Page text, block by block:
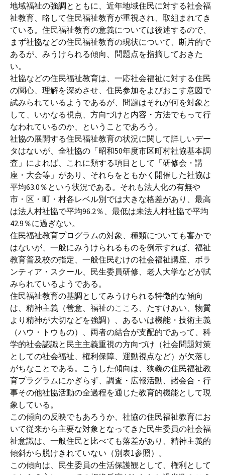
地域福祉の強調とともに、近年地域住民に対する社会福
祉教育、略して住民福祉教育が重視され、取組まれてき
ている。住民福祉教育の意義については後述するので、
まず社協などの住民福祉教育の現状について、断片的で
あるが、みうけられる傾向、問題点を指摘しておきた
い。
社協などの住民福祉教育は、一応社会福祉に対する住民
の関心、理解を深めさせ、住民参加をよびおこす意図で
試みられているようであるが、問題はそれが何を対象と
して、いかなる視点、方向づけと内容・方法でもって行
なわれているのか、ということであろう。
社協の展開する住民福祉教育の状況に関して詳しいデー
タはないが、全社協の「昭和50年度市区町村社協基本調
査」によれば、これに類する項目として「研修会・講
座・大会等」があり、それらをともかく開催した社協は
平均63.0％という状況である。それも法人化の有無や
市・区・町・村各レベル別では大きな格差があり、最高
は法人村社協で平均96.2％、最低は未法人村社協で平均
42.9％に過ぎない。
住民福祉教育プログラムの対象、種類についても審かで
はないが、一般にみうけられるものを例示すれば、福祉
教育普及校の指定、一般住民むけの社会福祉講座、ボラ
ンティア・スクール、民生委員研修、老人大学などが試
みられているようである。
住民福祉教育の基調としてみうけられる特徴的な傾向
は、精神主義（善意、福祉のこころ、たすけあい、物質
より精神が大切などを強調）、あるいは機能・技術主義
（ハウ・トウもの）、両者の結合が支配的であって、科
学的社会認識と民主主義重視の方向づけ（社会問題対策
としての社会福祉、権利保障、運動視点など）が欠落し
がちなことである。こうした傾向は、狭義の住民福祉教
育プラグラムにかぎらず、調査・広報活動、諸会合・行
事その他社協活動の全過程を通じた教育的機能として現
象している。
この傾向の反映でもあろうか、社協の住民福祉教育にお
いて従来から主要な対象となってきた民生委員の社会福
祉意識は、一般住民と比べても落差があり、精神主義的
傾斜から脱けきれていない（別表1参照）。
この傾向は、民生委員の生活保護観として、権利として